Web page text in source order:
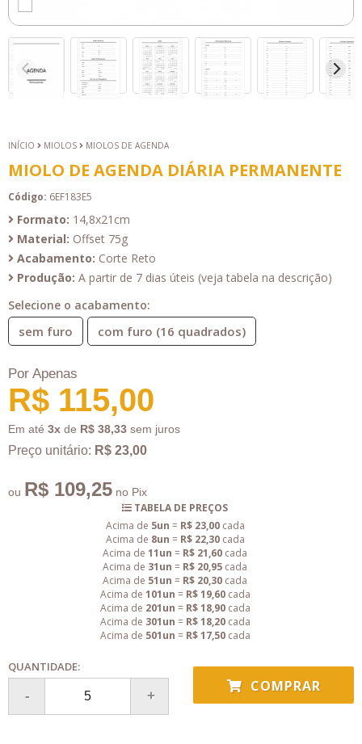
INÍCIO MIOLOS MIOLOS DE AGENDA
MIOLO DE AGENDA DIÁRIA PERMANENTE
Código: 6EF183E5
Formato: 14,8x21cm
Material: Offset 75g
Acabamento: Corte Reto
Produção: A partir de 7 dias úteis (veja tabela na descrição)
Selecione o acabamento:
sem furo com furo (16 quadrados)
Por Apenas
R$ 115,00
Em até 3x de R$ 38,33 sem juros
Preço unitário: R$ 23,00
ou R$ 109,25 no Pix
TABELA DE PREÇOS
Acima de 5un = R$ 23,00 cada
Acima de 8un = R$ 22,30 cada
Acima de 11un = R$ 21,60 cada
Acima de 31un = R$ 20,95 cada
Acima de 51un = R$ 20,30 cada
Acima de 101un = R$ 19,60 cada
Acima de 201un = R$ 18,90 cada
Acima de 301un = R$ 18,20 cada
Acima de 501un = R$ 17,50 cada
QUANTIDADE:
COMPRAR